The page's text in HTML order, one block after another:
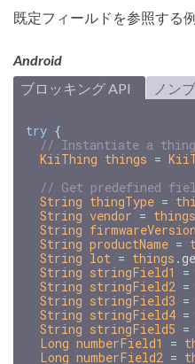
既定フィールドを参照する
Android
ブロッキング API
ノン
try {
// Instantiate a thing
KiiThing things =
// Get predefined
String thingType =
String vendor = things
String firmwareVersion
String productName =
String lot = things .
String stringField1 =
String stringField2 =
String stringField3 =
String stringField4 =
String stringField5 =
Long numberField1 =
Long numberField2 =